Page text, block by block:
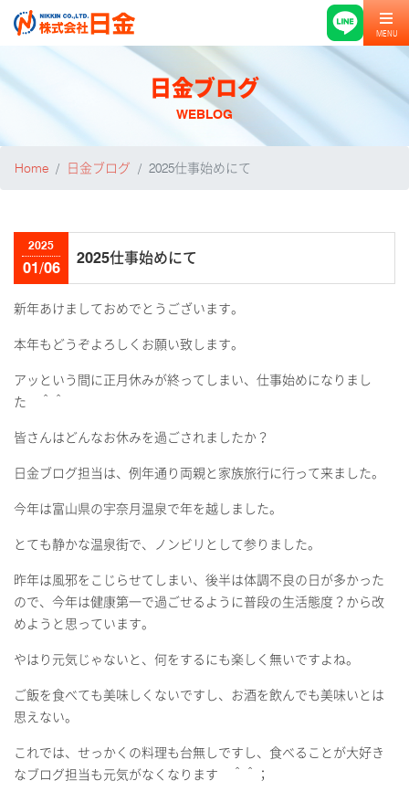
MENU
日金ブログ
WEBLOG
Home 日金ブログ 2025仕事始めにて
2025
01/06
2025仕事始めにて
新年あけましておめでとうございます。
本年もどうぞよろしくお願い致します。
アッという間に正月休みが終ってしまい、仕事始めになりまし
た ＾＾
皆さんはどんなお休みを過ごされましたか？
日金ブログ担当は、例年通り両親と家族旅行に行って来ました。
今年は富山県の宇奈月温泉で年を越しました。
とても静かな温泉街で、ノンビリとして参りました。
昨年は風邪をこじらせてしまい、後半は体調不良の日が多かった
ので、今年は健康第一で過ごせるように普段の生活態度？から改
めようと思っています。
やはり元気じゃないと、何をするにも楽しく無いですよね。
ご飯を食べても美味しくないですし、お酒を飲んでも美味いとは
思えない。
これでは、せっかくの料理も台無しですし、食べることが大好き
なブログ担当も元気がなくなります ＾＾；